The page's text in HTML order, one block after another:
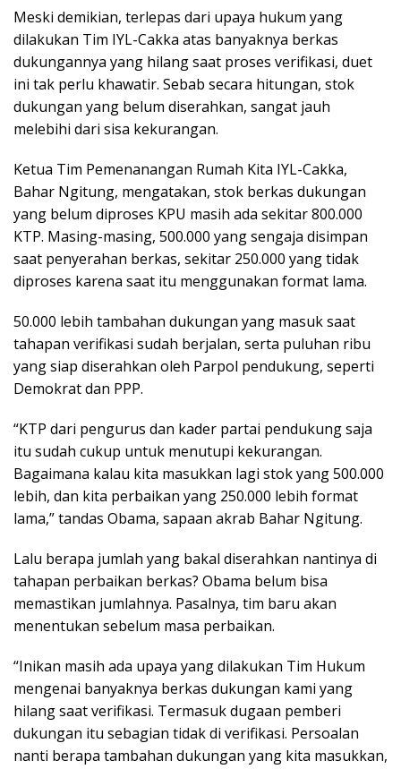
Meski demikian, terlepas dari upaya hukum yang
dilakukan Tim IYL-Cakka atas banyaknya berkas
dukungannya yang hilang saat proses verifikasi, duet
ini tak perlu khawatir. Sebab secara hitungan, stok
dukungan yang belum diserahkan, sangat jauh
melebihi dari sisa kekurangan.
Ketua Tim Pemenanangan Rumah Kita IYL-Cakka,
Bahar Ngitung, mengatakan, stok berkas dukungan
yang belum diproses KPU masih ada sekitar 800.000
KTP. Masing-masing, 500.000 yang sengaja disimpan
saat penyerahan berkas, sekitar 250.000 yang tidak
diproses karena saat itu menggunakan format lama.
50.000 lebih tambahan dukungan yang masuk saat
tahapan verifikasi sudah berjalan, serta puluhan ribu
yang siap diserahkan oleh Parpol pendukung, seperti
Demokrat dan PPP.
“KTP dari pengurus dan kader partai pendukung saja
itu sudah cukup untuk menutupi kekurangan.
Bagaimana kalau kita masukkan lagi stok yang 500.000
lebih, dan kita perbaikan yang 250.000 lebih format
lama,” tandas Obama, sapaan akrab Bahar Ngitung.
Lalu berapa jumlah yang bakal diserahkan nantinya di
tahapan perbaikan berkas? Obama belum bisa
memastikan jumlahnya. Pasalnya, tim baru akan
menentukan sebelum masa perbaikan.
“Inikan masih ada upaya yang dilakukan Tim Hukum
mengenai banyaknya berkas dukungan kami yang
hilang saat verifikasi. Termasuk dugaan pemberi
dukungan itu sebagian tidak di verifikasi. Persoalan
nanti berapa tambahan dukungan yang kita masukkan,